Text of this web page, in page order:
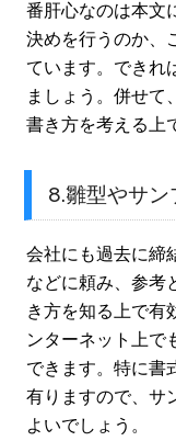
番肝心なのは本文
決めを行うのか、
ています。できれ
ましょう。併せて
書き方を考える上
8.雛型やサン
会社にも過去に締
などに頼み、参考
き方を知る上で有
ンターネット上で
できます。特に書
有りますので、サ
よいでしょう。